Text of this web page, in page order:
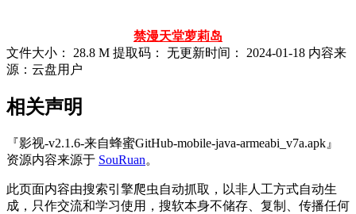
禁漫天堂萝莉岛
文件大小：
28.8 M 提取码： 无更新时间： 2024-01-18 内容来
源：云盘用户
相关声明
『影视-v2.1.6-来自蜂蜜GitHub-mobile-java-armeabi_v7a.apk』
资源内容来源于 SouRuan。
此页面内容由搜索引擎爬虫自动抓取，以非人工方式自动生
成，只作交流和学习使用，搜软本身不储存、复制、传播任何